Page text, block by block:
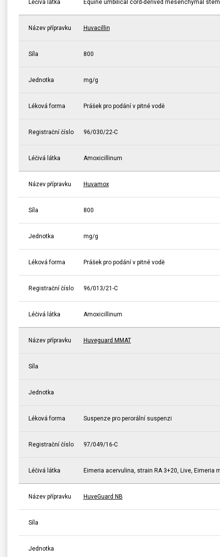
Léčivá látka Equine umbilical cord-derived mesenchymal
Název přípravku Huvacillin
Síla 800
Jednotka mg/g
Léková forma Prášek pro podání v pitné vodě
Registrační číslo 96/030/22-C
Léčivá látka Amoxicillinum
Název přípravku Huvamox
Síla 800
Jednotka mg/g
Léková forma Prášek pro podání v pitné vodě
Registrační číslo 96/013/21-C
Léčivá látka Amoxicillinum
Název přípravku Huveguard MMAT
Síla
Jednotka
Léková forma Suspenze pro perorální suspenzi
Registrační číslo 97/049/16-C
Léčivá látka Eimeria acervulina, strain RA 3+20, Live, Eimeria
Název přípravku HuveGuard NB
Síla
Jednotka